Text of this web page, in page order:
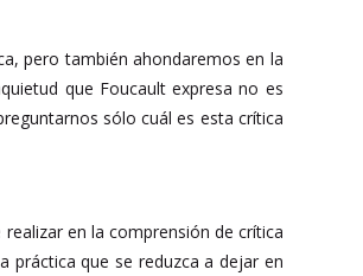
pero también ahondaremos en la
que Foucault expresa no es
sólo cuál es esta crítica
en la comprensión de crítica
práctica que se reduzca a dejar en